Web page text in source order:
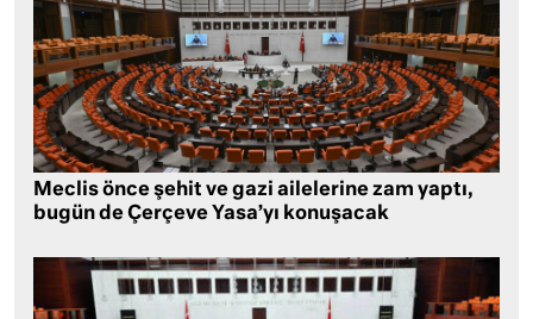
Meclis önce şehit ve gazi ailelerine zam yaptı,
bugün de Çerçeve Yasa’yı konuşacak